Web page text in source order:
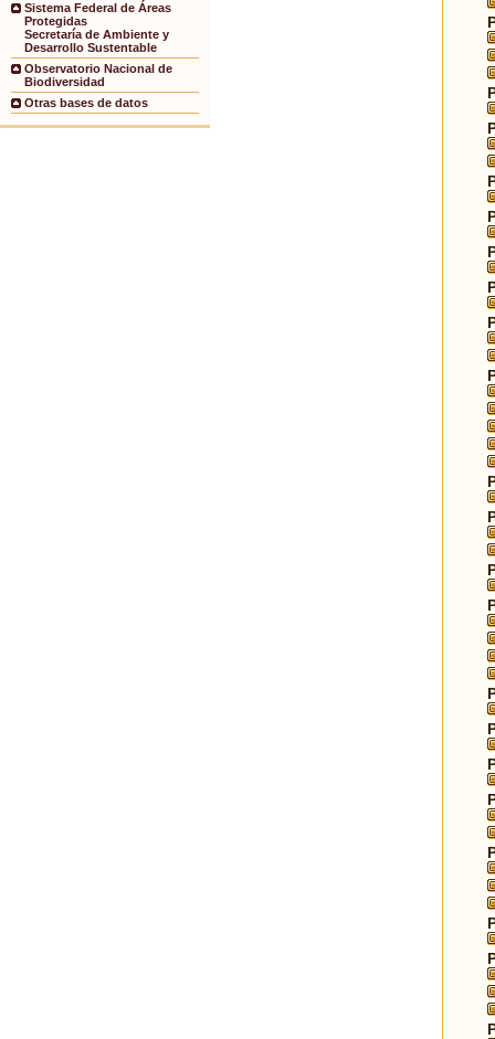
Sistema Federal de Áreas
Protegidas
Secretaría de Ambiente y
Desarrollo Sustentable
Observatorio Nacional de
Biodiversidad
Otras bases de datos